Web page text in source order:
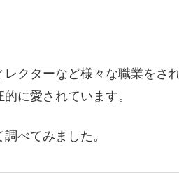
クターなど様々な職業をさ
に愛されています。
べてみました。